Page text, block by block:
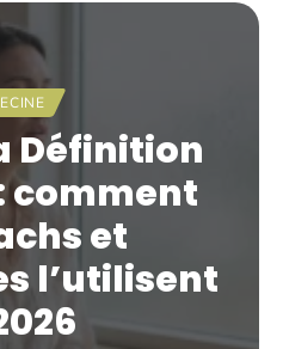
Définition
comment
et
l’utilisent